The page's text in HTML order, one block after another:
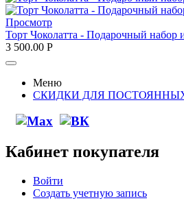
Просмотр
Торт Чоколатта - Подарочный набор
3 500.00 Р
Меню
СКИДКИ ДЛЯ
Кабинет покупателя
Войти
Создать учетную запись